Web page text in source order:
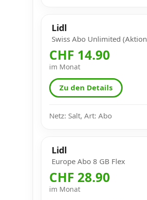
Lidl
Swiss Abo Unlimited
CHF 14.90
im Monat
Zu den Details
Netz: Salt, Art: Abo
Lidl
Europe Abo 8 GB Flex
CHF 28.90
im Monat